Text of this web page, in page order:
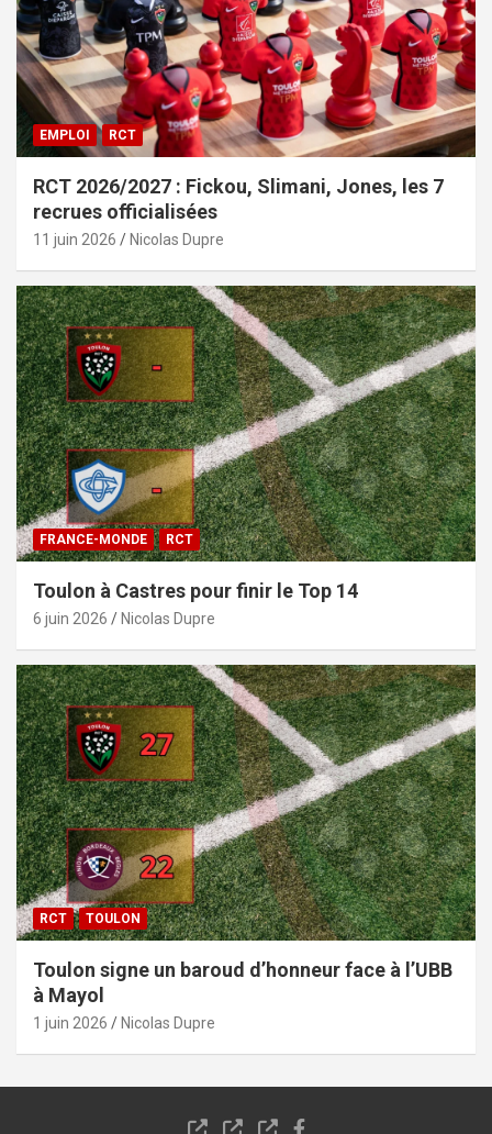
EMPLOI RCT
RCT 2026/2027 : Fickou, Slimani, Jones, les 7
recrues officialisées
11 juin 2026 Nicolas Dupre
FRANCE-MONDE RCT
Toulon à Castres pour finir le Top 14
6 juin 2026 Nicolas Dupre
RCT TOULON
Toulon signe un baroud d’honneur face à l’UBB
à Mayol
1 juin 2026 Nicolas Dupre